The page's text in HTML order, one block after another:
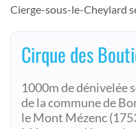
Cierge-sous-le-Cheylard
Cirque des
1000m de dénivelée
de la commune de
le Mont Mézenc